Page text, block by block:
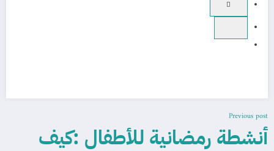
Previous post
أنشطة رمضانية للأطفال :كيف